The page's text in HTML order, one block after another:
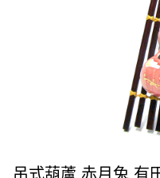
吊式葫蘆 赤月兔 有